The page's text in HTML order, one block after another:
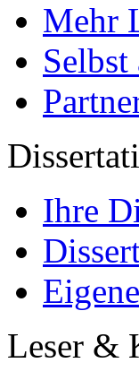
Mehr
Ihre
Leser &